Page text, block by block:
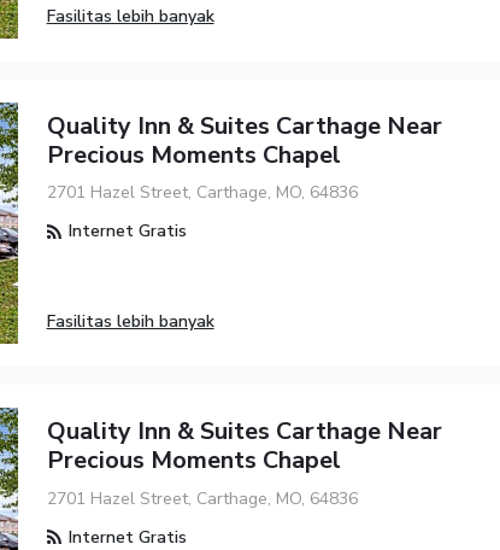
Fasilitas lebih banyak
Quality Inn & Suites Carthage Near
Precious Moments Chapel
2701 Hazel Street, Carthage, MO, 64836
Internet Gratis
Fasilitas lebih banyak
Quality Inn & Suites Carthage Near
Precious Moments Chapel
2701 Hazel Street, Carthage, MO, 64836
Internet Gratis